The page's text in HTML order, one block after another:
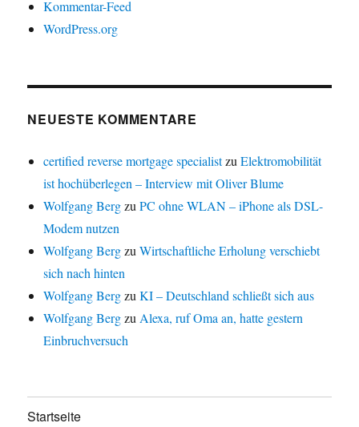
Kommentar-Feed
WordPress.org
NEUESTE KOMMENTARE
certified reverse mortgage specialistzuElektromobilität
ist hochüberlegen – Interview mit Oliver Blume
Wolfgang BergzuPC ohne WLAN – iPhone als DSL-
Modem nutzen
Wolfgang BergzuWirtschaftliche Erholung verschiebt
sich nach hinten
Wolfgang BergzuKI – Deutschland schließt sich aus
Wolfgang Bergzu Alexa, ruf Oma an, hatte gestern
Einbruchversuch
Startseite